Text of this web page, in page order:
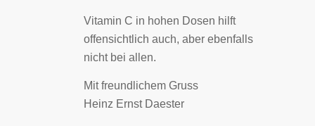
Vitamin C in hohen Dosen hilft
offensichtlich auch, aber ebenfalls
nicht bei allen.
Mit freundlichem Gruss
Heinz Ernst Daester